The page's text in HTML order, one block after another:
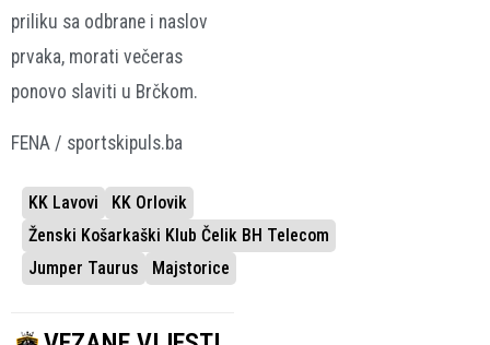
priliku sa odbrane i naslov
prvaka, morati večeras
ponovo slaviti u Brčkom.
FENA / sportskipuls.ba
KK Lavovi
KK Orlovik
Ženski Košarkaški Klub Čelik BH Telecom
Jumper Taurus
Majstorice